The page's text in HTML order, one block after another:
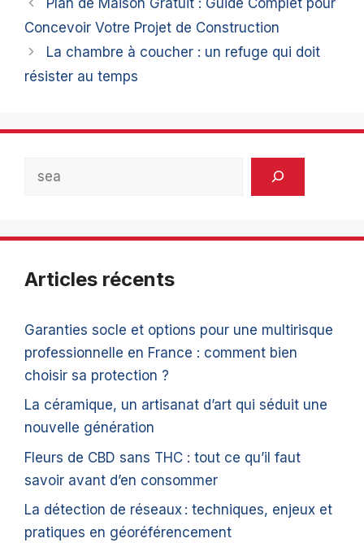
Concevoir Votre Projet de Construction
La chambre à coucher : un refuge qui doit
résister au temps
Articles récents
Garanties socle et options pour une multirisque
professionnelle en France : comment bien
choisir sa protection ?
La céramique, un artisanat d’art qui séduit une
nouvelle génération
Fleurs de CBD sans THC : tout ce qu’il faut
savoir avant d’en consommer
La détection de réseaux : techniques, enjeux et
pratiques en géoréférencement